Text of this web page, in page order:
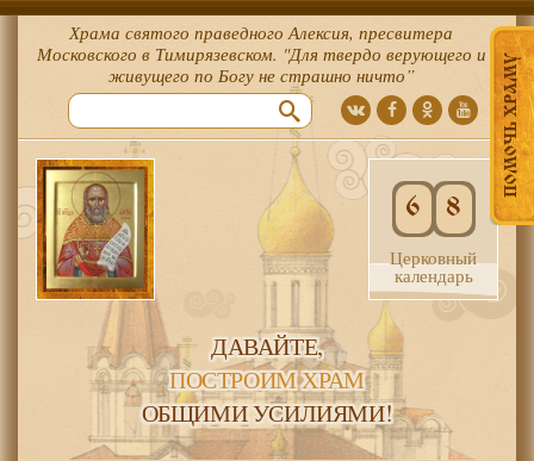
ПОМОЧЬ ХРАМУ
Храма святого праведного Алексия, пресвитера
Московского в Тимирязевском. "Для твердо верующего и
живущего по Богу не страшно ничто”
6 8
Церковный
календарь
ДАВАЙТЕ,
ПОСТРОИМ ХРАМ
ОБЩИМИ УСИЛИЯМИ!